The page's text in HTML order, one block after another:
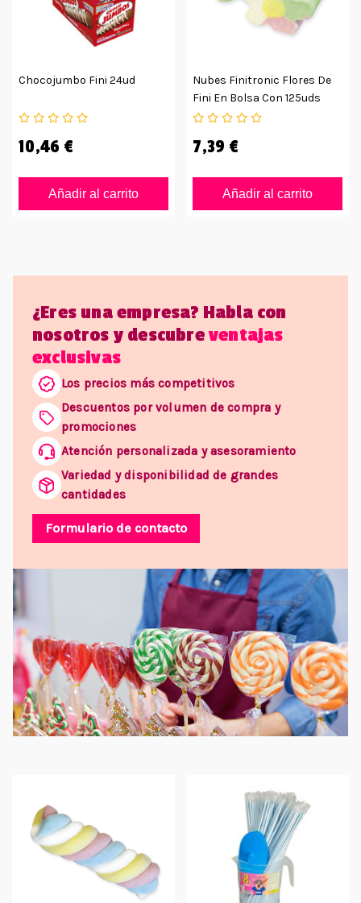
Chocojumbo Fini 24ud
10,46 €
Añadir al carrito
Nubes Finitronic Flores De
Fini En Bolsa Con 125uds
7,39 €
Añadir al carrito
¿Eres una empresa? Habla con
nosotros y descubreventajas
exclusivas
Los precios más competitivos
Descuentos por volumen de compra y
promociones
Atención personalizada y asesoramiento
Variedad y disponibilidad de grandes
cantidades
Formulario de contacto